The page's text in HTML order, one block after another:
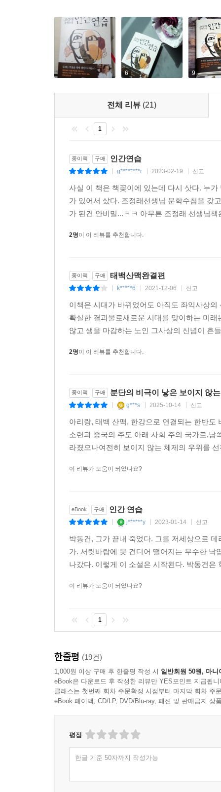
‘연습’을 수행하고 있고 그 결과는 어떠한지, 또
사회를 묵직하게 되돌아보는 계기를 선사해 줄 것
"인간이 인간답게 살고자 하는 고단한 연습,
그것이 인간 특유의 아름다움인지도 모른다”
아름다움인지도 모른다. 그 ‘큰 연습’ 한 가지
하면서 이번 소설을 지었다.
바야흐로 인터넷 시대다. 인터넷은 온갖 유혹적
그러나……, 문학은 영혼의 호흡 작용이니까!
출판사를 바꾸면서 다시 읽어 퇴고를 했다. 이 개
- 저자의 말 중에서
이념형 인간의 종말과 거듭나기
문학세계로 한 걸음을 내딛고 있다. 이 소설은
것이다. 이 길은 더디지만, 인간을 희생하지 않고
- 「해설 - 황광수(문학평론가)」 중에서
6 9
전체 리뷰 (21)
1
종이책 구매 인간연습
g********r 2023-02-19 신고
사실 이 책은 책꽂이에 있는데 다시 삿다. 누
가 있어서 샀다. 조정래선생님 문학수첨을 갖
가 된건 안비밀...ㅋㅋ 아무튼 조정래 선생님
2명이 이 리뷰를 추천합니다.
종이책 구매 태백산맥완결편
k*****6 2021-12-06 신고
이책은 시대가 바뀌었어도 아직도 좌익사상
확실한 결과물로새로운 시대를 맞이하는 미
않고 생을 마감하는 노인 그사상의 신념이 흔
2명이 이 리뷰를 추천합니다.
종이책 구매 분단의 비극이 낳은 보이지 않
g***s 2025-10-14 신고
아리랑, 태백 산맥, 한강으로 연결되는 한반
소련과 중국의 주도 아래 사회 주의 국가로,
라졌으나여전히 보이지 않는 체제의 우위를
이 리뷰가 도움이 되었나요?
eBook 구매 인간 연습
j******y 2023-01-14 신고
박동건, 그가 끝내 죽었다. 그를 저세상으로
가. 서릿바람에 못 견디어 떨어지는 무수한
나갔다. 이렇게 이 소설은 시작된다. 박동건
이 리뷰가 도움이 되었나요?
1
한줄평 (19건)
1,000원 이상 구매 후 한줄평 작성 시 일반회원 50원, 마니
eBook은 다운로드 후 작성한 리뷰만 YES포인트 지급됩니
클래스는 첫번째 회차 주문확정 시점부터 마지막 회차 주
eBook 페이백, CD/LP, DVD/Blu-ray, 패션 및 판매금지 상
평점
한글 기준 50자까지 작성가능